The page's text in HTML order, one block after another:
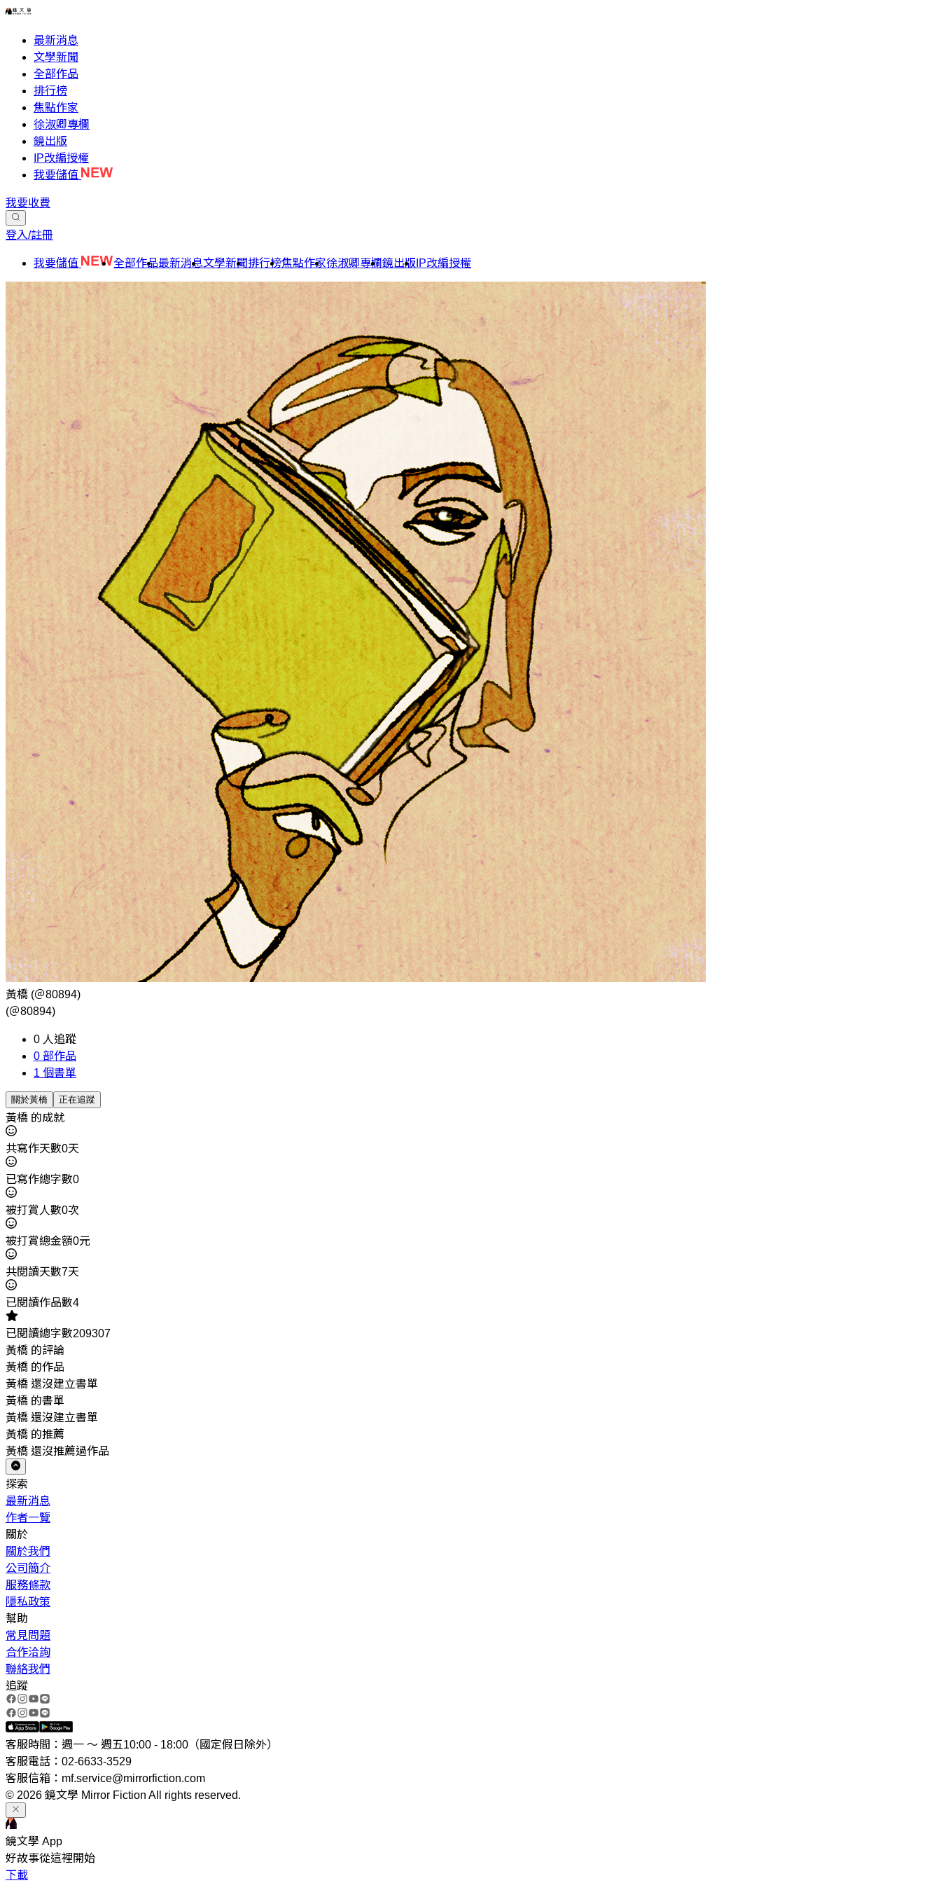
最新消息
文學新聞
全部作品
排行榜
焦點作家
徐淑卿專欄
鏡出版
IP改編授權
我要儲值
我要收費
登入/註冊
我要儲值 全部作品最新消息文學新聞排行榜焦點作家徐淑卿專欄鏡出版 IP改編授權
黃橋 (＠80894)
(＠80894)
0 人追蹤
0 部作品
1 個書單
關於黃橋 正在追蹤
黃橋 的成就
共寫作天數0天
已寫作總字數0
被打賞人數0次
被打賞總金額0元
共閱讀天數7天
已閱讀作品數4
已閱讀總字數209307
黃橋 的評論
黃橋 的作品
黃橋 還沒建立書單
黃橋 的書單
黃橋 還沒建立書單
黃橋 的推薦
黃橋 還沒推薦過作品
探索
最新消息
作者一覽
關於
關於我們
公司簡介
服務條款
隱私政策
幫助
常見問題
合作洽詢
聯絡我們
追蹤
客服時間：週一 ～ 週五10:00 - 18:00（國定假日除外）
客服電話：02-6633-3529
客服信箱：mf.service@mirrorfiction.com
© 2026 鏡文學 Mirror Fiction All rights reserved.
鏡文學 App
好故事從這裡開始
下載